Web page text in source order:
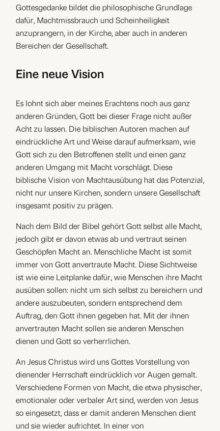
Gottesgedanke bildet die philosophische Grundlage
dafür, Machtmissbrauch und Scheinheiligkeit
anzuprangern, in der Kirche, aber auch in anderen
Bereichen der Gesellschaft.
Eine neue Vision
Es lohnt sich aber meines Erachtens noch aus ganz
anderen Gründen, Gott bei dieser Frage nicht außer
Acht zu lassen. Die biblischen Autoren machen auf
eindrückliche Art und Weise darauf aufmerksam, wie
Gott sich zu den Betroffenen stellt und einen ganz
anderen Umgang mit Macht vorschlägt. Diese
biblische Vision von Machtausübung hat das Potenzial,
nicht nur unsere Kirchen, sondern unsere Gesellschaft
insgesamt positiv zu prägen.
Nach dem Bild der Bibel gehört Gott selbst alle Macht,
jedoch gibt er davon etwas ab und vertraut seinen
Geschöpfen Macht an. Menschliche Macht ist somit
immer von Gott anvertraute Macht. Diese Sichtweise
ist wie eine Leitplanke dafür, wie Menschen ihre Macht
ausüben sollen: nicht um sich selbst zu bereichern und
andere auszubeuten, sondern entsprechend dem
Auftrag, den Gott ihnen gegeben hat. Mit der ihnen
anvertrauten Macht sollen sie anderen Menschen
dienen und Gott so verherrlichen.
An Jesus Christus wird uns Gottes Vorstellung von
dienender Herrschaft eindrücklich vor Augen gemalt.
Verschiedene Formen von Macht, die etwa physischer,
emotionaler oder verbaler Art sind, werden von Jesus
so eingesetzt, dass er damit anderen Menschen dient
und sie wieder aufrichtet. In einer von